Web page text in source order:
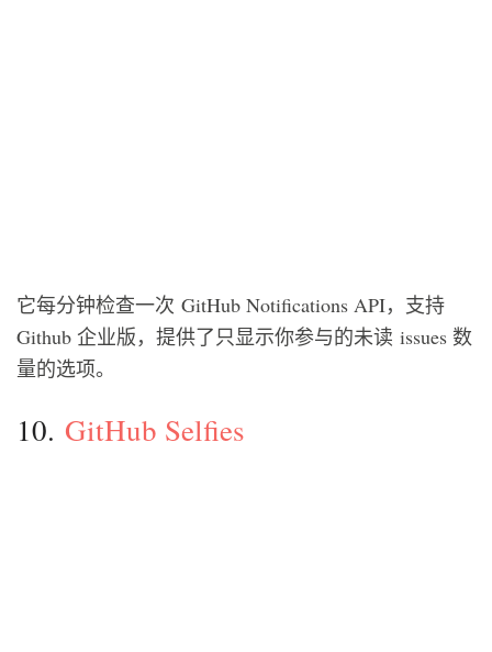
它每分钟检查一次 GitHub Notifications API，支持
Github 企业版，提供了只显示你参与的未读 issues 数
量的选项。
10. GitHub Selfies